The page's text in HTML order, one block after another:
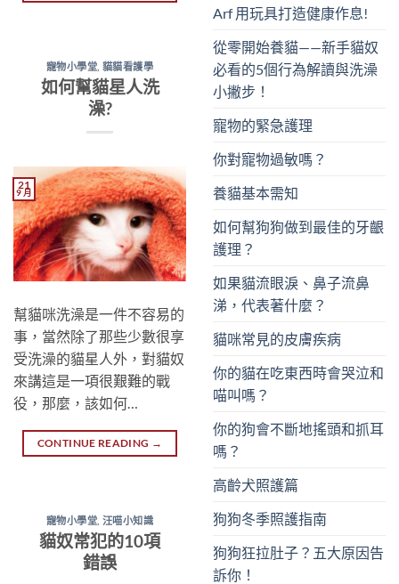
寵物小學堂 貓貓看護學
如何幫貓星人洗
澡?
21
9 月
幫貓咪洗澡是一件不容易的
事，當然除了那些少數很享
受洗澡的貓星人外，對貓奴
來講這是一項很艱難的戰
役，那麼，該如何…
CONTINUE READING →
寵物小學堂 汪喵小知識
貓奴常犯的10項
錯誤
Arf 用玩具打造健康作息!
從零開始養貓——新手貓奴
必看的5個行為解讀與洗澡
小撇步！
寵物的緊急護理
你對寵物過敏嗎？
養貓基本需知
如何幫狗狗做到最佳的牙齦
護理？
如果貓流眼淚、鼻子流鼻
涕，代表著什麼？
貓咪常見的皮膚疾病
你的貓在吃東西時會哭泣和
喵叫嗎？
你的狗會不斷地搖頭和抓耳
嗎？
高齡犬照護篇
狗狗冬季照護指南
狗狗狂拉肚子？五大原因告
訴你！